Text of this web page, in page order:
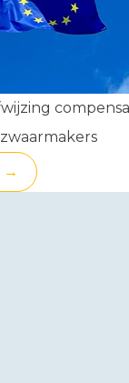
→